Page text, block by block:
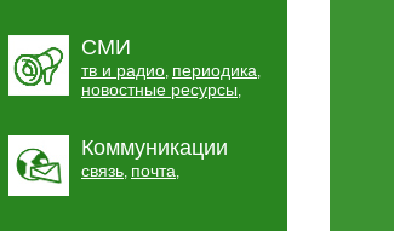
СМИ
тв и радио, периодика,
новостные ресурсы,
Коммуникации
связь, почта,